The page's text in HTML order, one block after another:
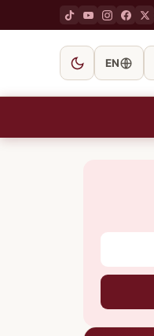
EN